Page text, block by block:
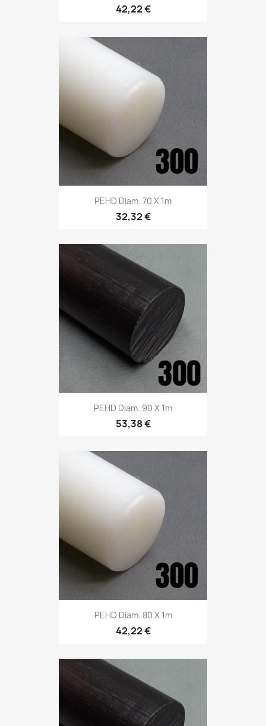
42,22 €
PEHD Diam. 70 X 1m
32,32 €
PEHD Diam. 90 X 1m
53,38 €
PEHD Diam. 80 X 1m
42,22 €